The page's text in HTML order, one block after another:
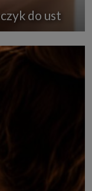
do ust